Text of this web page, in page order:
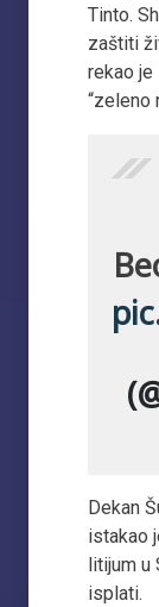
Tinto.
zaštiti
rekao
“zeleno
Dekan
istakao
litijum u
isplati.